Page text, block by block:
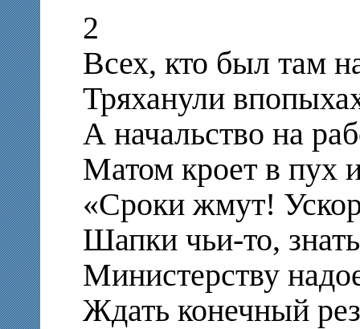
2
Всех, кто был там
Тряханули
А начальство на
Матом кроет в пух
«Сроки жмут!
Шапки чьи-то,
Министерству
Ждать конечный